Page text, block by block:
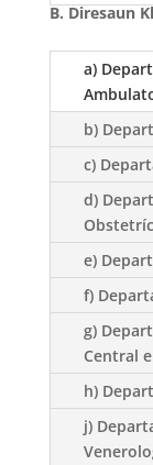
B. Diresaun
a)
b)
c)
d)
e)
f)
g)
Central
h)
j)